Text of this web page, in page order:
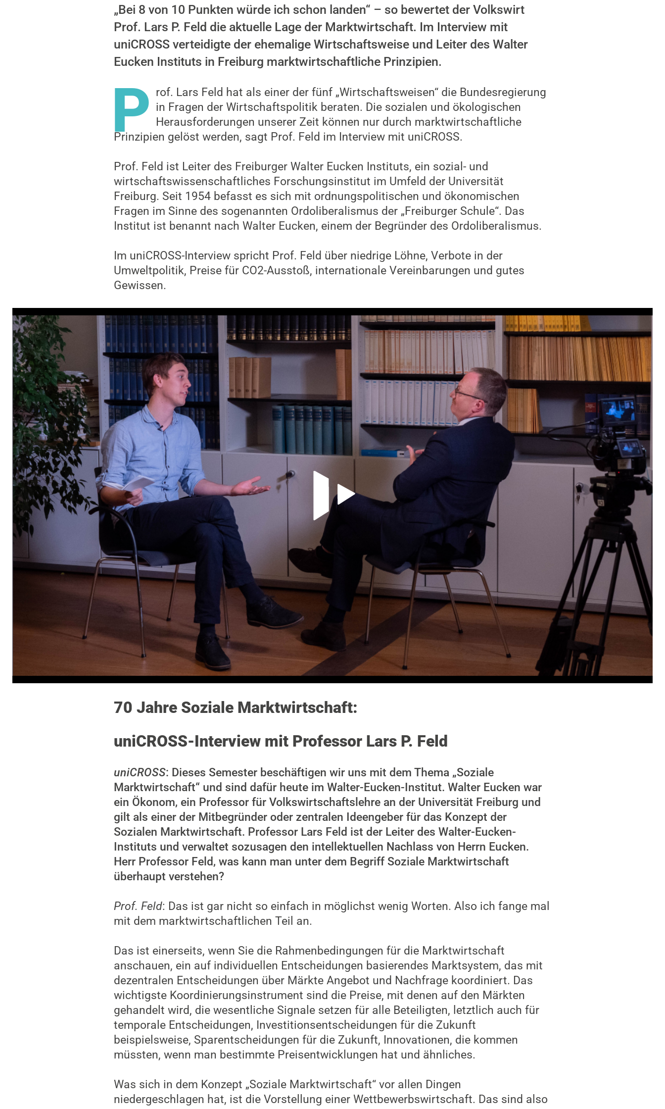
„Bei 8 von 10 Punkten würde ich schon landen“ – so bewertet der Volkswirt
Prof. Lars P. Feld die aktuelle Lage der Marktwirtschaft. Im Interview mit
uniCROSS verteidigte der ehemalige Wirtschaftsweise und Leiter des Walter
Eucken Instituts in Freiburg marktwirtschaftliche Prinzipien.
P rof. Lars Feld hat als einer der fünf „Wirtschaftsweisen“ die Bundesregierung
in Fragen der Wirtschaftspolitik beraten. Die sozialen und ökologischen
Herausforderungen unserer Zeit können nur durch marktwirtschaftliche
Prinzipien gelöst werden, sagt Prof. Feld im Interview mit uniCROSS.
Prof. Feld ist Leiter des Freiburger Walter Eucken Instituts, ein sozial- und
wirtschaftswissenschaftliches Forschungsinstitut im Umfeld der Universität
Freiburg. Seit 1954 befasst es sich mit ordnungspolitischen und ökonomischen
Fragen im Sinne des sogenannten Ordoliberalismus der „Freiburger Schule“. Das
Institut ist benannt nach Walter Eucken, einem der Begründer des Ordoliberalismus.
Im uniCROSS-Interview spricht Prof. Feld über niedrige Löhne, Verbote in der
Umweltpolitik, Preise für CO2-Ausstoß, internationale Vereinbarungen und gutes
Gewissen.
Video-Player überspringen
70 Jahre Soziale Marktwirtschaft:
uniCROSS-Interview mit Professor Lars P. Feld
uniCROSS: Dieses Semester beschäftigen wir uns mit dem Thema „Soziale
Marktwirtschaft“ und sind dafür heute im Walter-Eucken-Institut. Walter Eucken war
ein Ökonom, ein Professor für Volkswirtschaftslehre an der Universität Freiburg und
gilt als einer der Mitbegründer oder zentralen Ideengeber für das Konzept der
Sozialen Marktwirtschaft. Professor Lars Feld ist der Leiter des Walter-Eucken-
Instituts und verwaltet sozusagen den intellektuellen Nachlass von Herrn Eucken.
Herr Professor Feld, was kann man unter dem Begriff Soziale Marktwirtschaft
überhaupt verstehen?
Prof. Feld: Das ist gar nicht so einfach in möglichst wenig Worten. Also ich fange mal
mit dem marktwirtschaftlichen Teil an.
Das ist einerseits, wenn Sie die Rahmenbedingungen für die Marktwirtschaft
anschauen, ein auf individuellen Entscheidungen basierendes Marktsystem, das mit
dezentralen Entscheidungen über Märkte Angebot und Nachfrage koordiniert. Das
wichtigste Koordinierungsinstrument sind die Preise, mit denen auf den Märkten
gehandelt wird, die wesentliche Signale setzen für alle Beteiligten, letztlich auch für
temporale Entscheidungen, Investitionsentscheidungen für die Zukunft
beispielsweise, Sparentscheidungen für die Zukunft, Innovationen, die kommen
müssten, wenn man bestimmte Preisentwicklungen hat und ähnliches.
Was sich in dem Konzept „Soziale Marktwirtschaft“ vor allen Dingen
niedergeschlagen hat, ist die Vorstellung einer Wettbewerbswirtschaft. Das sind also